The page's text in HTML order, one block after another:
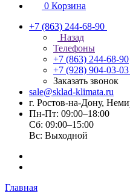
0 Корзина
+7 (863) 244-68-90
Назад
Телефоны
+7 (863) 244-68-90
+7 (928) 904-03-03
Заказать звонок
sale@sklad-klimata.ru
г. Ростов-на-Дону,
Пн-Пт: 09:00–18:00
Сб: 09:00–15:00
Вс: Выходной
Главная